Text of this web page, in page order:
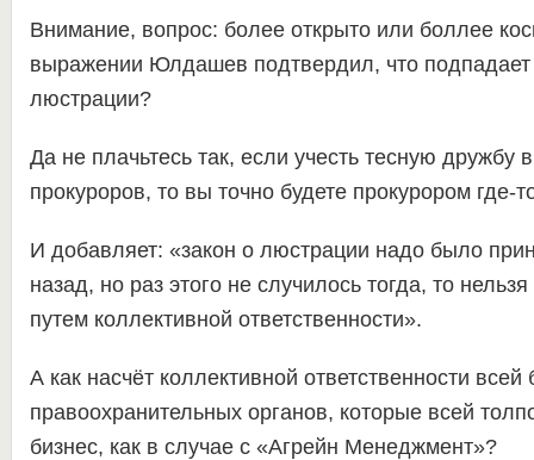
Внимание, вопрос: более открыто или боллее
выражении Юлдашев подтвердил, что подпадает
люстрации?
Да не плачьтесь так, если учесть тесную дружбу
прокуроров, то вы точно будете прокурором где-
И добавляет: «закон о люстрации надо было
назад, но раз этого не случилось тогда, то
путем коллективной ответственности».
А как насчёт коллективной ответственности всей
правоохранительных органов, которые всей
бизнес, как в случае с «Агрейн Менеджмент»?